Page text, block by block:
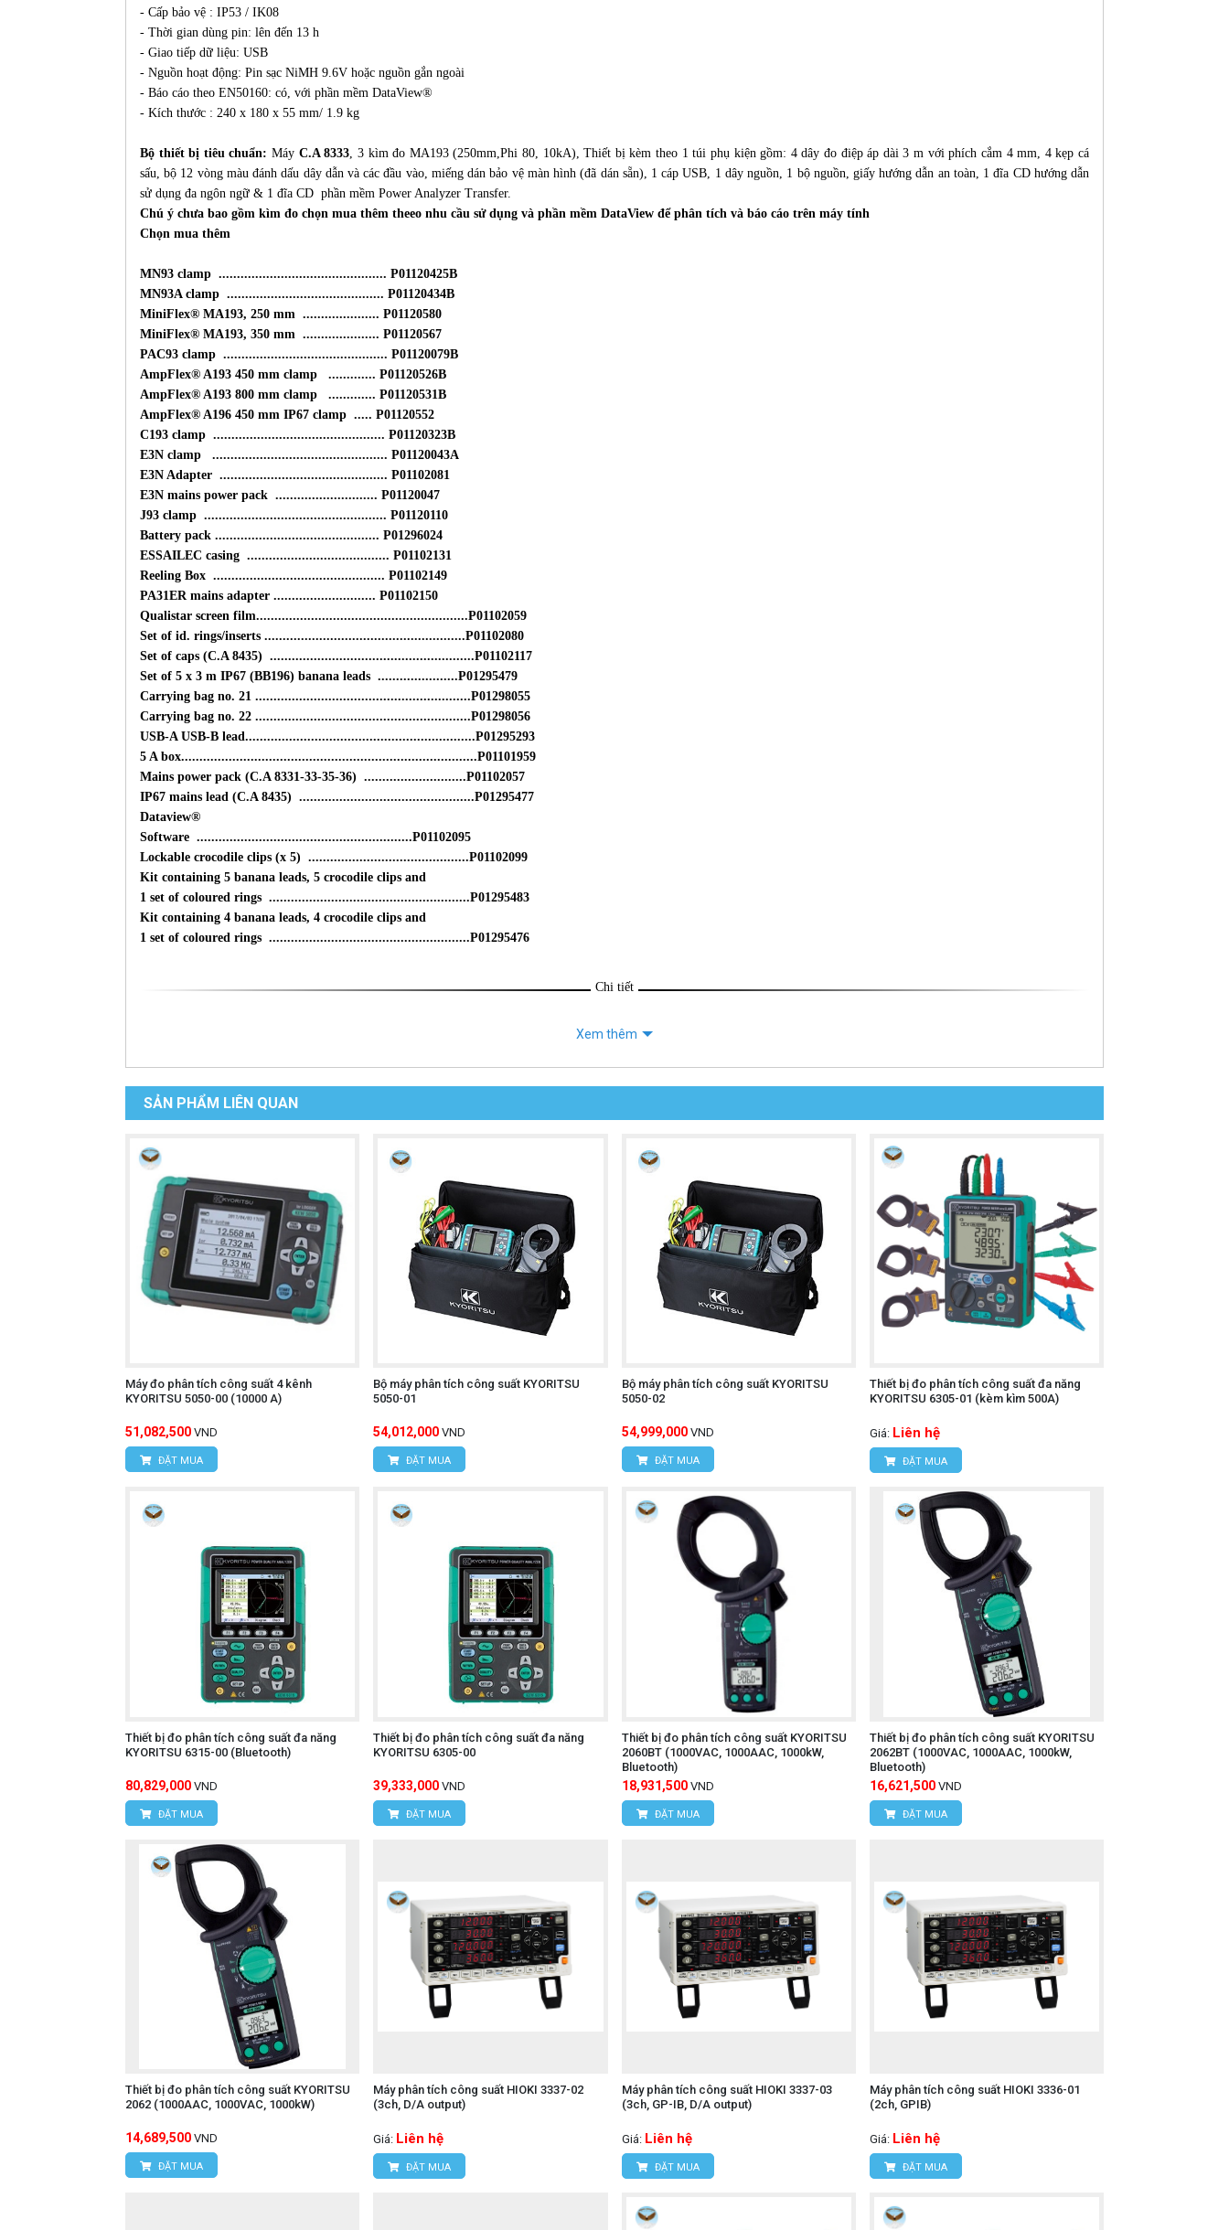
- Cấp bảo vệ : IP53 / IK08
- Thời gian dùng pin: lên đến 13 h
- Giao tiếp dữ liệu: USB
- Nguồn hoạt động: Pin sạc NiMH 9.6V hoặc nguồn gắn ngoài
- Báo cáo theo EN50160: có, với phần mềm DataView®
- Kích thước : 240 x 180 x 55 mm/ 1.9 kg
Bộ thiết bị tiêu chuẩn:Máy C.A 8333, 3 kìm đo MA193 (250mm,Phi 80, 10kA), Thiết bị kèm theo 1 túi phụ kiện gồm: 4 dây đo điệp áp dài 3 m với phích cắm 4 mm, 4 kẹp cá
sấu, bộ 12 vòng màu đánh dấu dây dẫn và các đầu vào, miếng dán bảo vệ màn hình (đã dán sẵn), 1 cáp USB, 1 dây nguồn, 1 bộ nguồn, giấy hướng dẫn an toàn, 1 đĩa CD hướng dẫn
sử dụng đa ngôn ngữ & 1 đĩa CD phần mềm Power Analyzer Transfer.
Chú ý chưa bao gồm kìm đo chọn mua thêm theeo nhu cầu sử dụng và phần mềm DataView để phân tích và báo cáo trên máy tính
Chọn mua thêm
MN93 clamp .............................................. P01120425B
MN93A clamp ........................................... P01120434B
MiniFlex® MA193, 250 mm ..................... P01120580
MiniFlex® MA193, 350 mm ..................... P01120567
PAC93 clamp ............................................. P01120079B
AmpFlex® A193 450 mm clamp ............. P01120526B
AmpFlex® A193 800 mm clamp ............. P01120531B
AmpFlex® A196 450 mm IP67 clamp ..... P01120552
C193 clamp ............................................... P01120323B
E3N clamp ................................................ P01120043A
E3N Adapter .............................................. P01102081
E3N mains power pack ............................ P01120047
J93 clamp .................................................. P01120110
Battery pack ............................................. P01296024
ESSAILEC casing ....................................... P01102131
Reeling Box ............................................... P01102149
PA31ER mains adapter ............................ P01102150
Qualistar screen film..........................................................P01102059
Set of id. rings/inserts .......................................................P01102080
Set of caps (C.A 8435) ........................................................P01102117
Set of 5 x 3 m IP67 (BB196) banana leads ......................P01295479
Carrying bag no. 21 ...........................................................P01298055
Carrying bag no. 22 ...........................................................P01298056
USB-A USB-B lead...............................................................P01295293
5 A box.................................................................................P01101959
Mains power pack (C.A 8331-33-35-36) ............................P01102057
IP67 mains lead (C.A 8435) ................................................P01295477
Dataview®
Software ...........................................................P01102095
Lockable crocodile clips (x 5) ............................................P01102099
Kit containing 5 banana leads, 5 crocodile clips and
1 set of coloured rings .......................................................P01295483
Kit containing 4 banana leads, 4 crocodile clips and
1 set of coloured rings .......................................................P01295476
Chi tiết
Xem thêm
SẢN PHẨM LIÊN QUAN
Máy đo phân tích công suất 4 kênh
KYORITSU 5050-00 (10000 A)
51,082,500 VND
ĐẶT MUA
Bộ máy phân tích công suất KYORITSU
5050-01
54,012,000 VND
ĐẶT MUA
Bộ máy phân tích công suất KYORITSU
5050-02
54,999,000 VND
ĐẶT MUA
Thiết bị đo phân tích công suất đa năng
KYORITSU 6305-01 (kèm kìm 500A)
Giá: Liên hệ
ĐẶT MUA
Thiết bị đo phân tích công suất đa năng
KYORITSU 6315-00 (Bluetooth)
80,829,000 VND
ĐẶT MUA
Thiết bị đo phân tích công suất đa năng
KYORITSU 6305-00
39,333,000 VND
ĐẶT MUA
Thiết bị đo phân tích công suất KYORITSU
2060BT (1000VAC, 1000AAC, 1000kW,
Bluetooth)
18,931,500 VND
ĐẶT MUA
Thiết bị đo phân tích công suất KYORITSU
2062BT (1000VAC, 1000AAC, 1000kW,
Bluetooth)
16,621,500 VND
ĐẶT MUA
Thiết bị đo phân tích công suất KYORITSU
2062 (1000AAC, 1000VAC, 1000kW)
14,689,500 VND
ĐẶT MUA
Máy phân tích công suất HIOKI 3337-02
(3ch, D/A output)
Giá: Liên hệ
ĐẶT MUA
Máy phân tích công suất HIOKI 3337-03
(3ch, GP-IB, D/A output)
Giá: Liên hệ
ĐẶT MUA
Máy phân tích công suất HIOKI 3336-01
(2ch, GPIB)
Giá: Liên hệ
ĐẶT MUA